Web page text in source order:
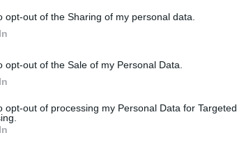
opt-out of the Sharing of my personal data.
opt-out of the Sale of my Personal Data.
opt-out of processing my Personal Data for Targeted